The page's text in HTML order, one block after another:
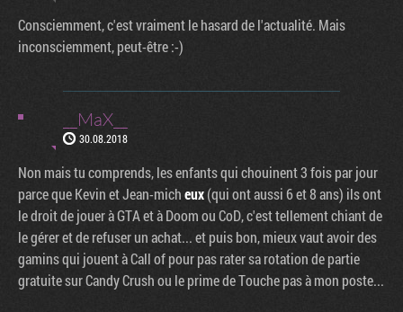
Consciemment, c'est vraiment le hasard de l'actualité. Mais
inconsciemment, peut-être :-)
__MaX__
30.08.2018
Non mais tu comprends, les enfants qui chouinent 3 fois par jour
parce que Kevin et Jean-micheux(qui ont aussi 6 et 8 ans) ils ont
le droit de jouer à GTA et à Doom ou CoD, c'est tellement chiant de
le gérer et de refuser un achat... et puis bon, mieux vaut avoir des
gamins qui jouent à Call of pour pas rater sa rotation de partie
gratuite sur Candy Crush ou le prime de Touche pas à mon poste...